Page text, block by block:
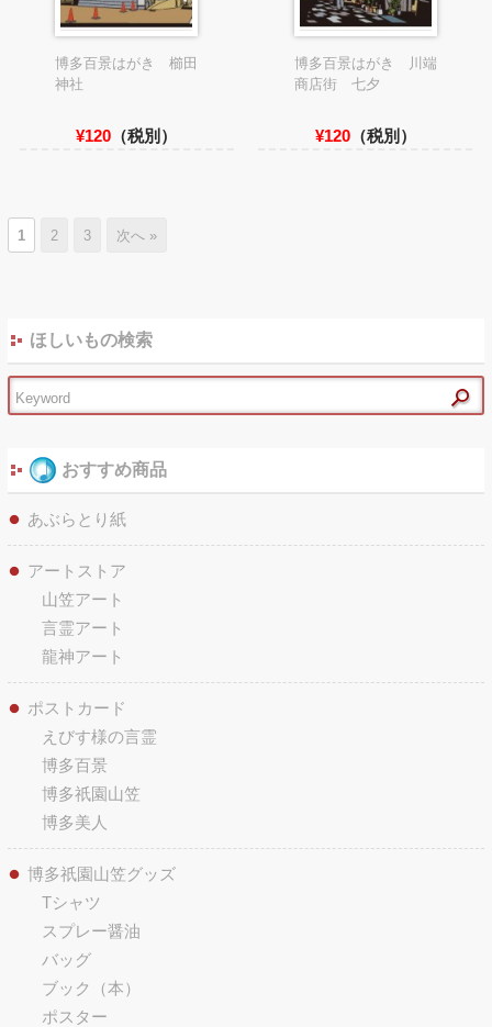
博多百景はがき 櫛田
神社
¥120 （税別）
博多百景はがき 川端
商店街 七夕
¥120（税別）
1 2 3 次へ »
ほしいもの検索
おすすめ商品
あぶらとり紙
アートストア
山笠アート
言霊アート
龍神アート
ポストカード
えびす様の言霊
博多百景
博多祇園山笠
博多美人
博多祇園山笠グッズ
Tシャツ
スプレー醤油
バッグ
ブック（本）
ポスター